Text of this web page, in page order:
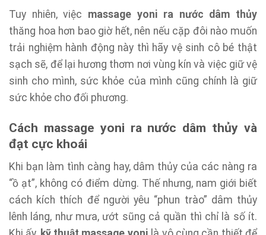
Tuy nhiên, việc massage yoni ra nước dâm thủy
thăng hoa hơn bao giờ hết, nên nếu cặp đôi nào muốn
trải nghiệm hành động này thì hãy vệ sinh cô bé thật
sạch sẽ, để lại hương thơm nơi vùng kín và việc giữ vệ
sinh cho mình, sức khỏe của mình cũng chính là giữ
sức khỏe cho đối phương.
Cách massage yoni ra nước dâm thủyvà
đạt cực khoái
Khi bạn làm tình càng hay, dâm thủy của các nàng ra
“ồ ạt”, không có điểm dừng. Thế nhưng, nam giới biết
cách kích thích để người yêu “phun trào” dâm thủy
lênh láng, như mưa, ướt sũng cả quần thì chỉ là số ít.